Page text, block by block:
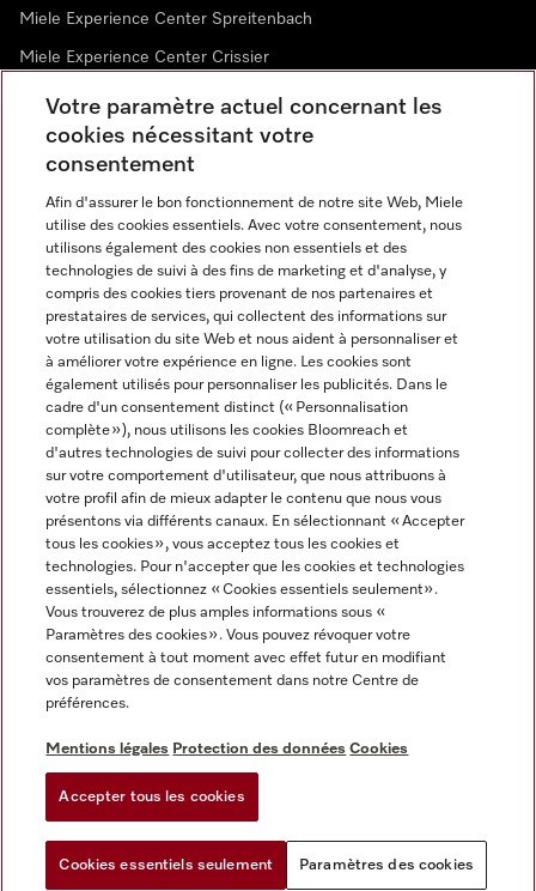
Miele Experience Center Spreitenbach
Miele Experience Center Crissier
Newsletter
Langue
FRANÇAIS
Mentions légales
CGV
Protection des données
Paramètres des cookies
Miele sur Youtube
Votre paramètre actuel concernant les
cookies nécessitant votre
consentement
Afin d'assurer le bon fonctionnement de notre site Web, Miele
utilise des cookies essentiels. Avec votre consentement, nous
utilisons également des cookies non essentiels et des
technologies de suivi à des fins de marketing et d'analyse, y
compris des cookies tiers provenant de nos partenaires et
prestataires de services, qui collectent des informations sur
votre utilisation du site Web et nous aident à personnaliser et
à améliorer votre expérience en ligne. Les cookies sont
également utilisés pour personnaliser les publicités. Dans le
cadre d'un consentement distinct (« Personnalisation
complète »), nous utilisons les cookies Bloomreach et
d'autres technologies de suivi pour collecter des informations
sur votre comportement d'utilisateur, que nous attribuons à
votre profil afin de mieux adapter le contenu que nous vous
présentons via différents canaux. En sélectionnant « Accepter
tous les cookies », vous acceptez tous les cookies et
technologies. Pour n'accepter que les cookies et technologies
essentiels, sélectionnez « Cookies essentiels seulement».
Vous trouverez de plus amples informations sous «
Paramètres des cookies ». Vous pouvez révoquer votre
consentement à tout moment avec effet futur en modifiant
vos paramètres de consentement dans notre Centre de
préférences.
Mentions légales Protection des données Cookies
Accepter tous les cookies
Cookies essentiels seulement Paramètres des cookies